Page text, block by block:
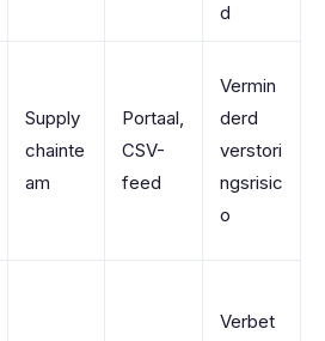
d
Supply
chainte
am
Portaal,
CSV-
feed
Vermin
derd
verstori
ngsrisic
o
Verbet